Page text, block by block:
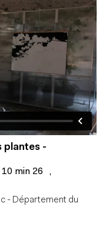
plantes -
10 min 26 ,
- Département du